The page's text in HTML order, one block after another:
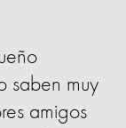
saben muy
amigos